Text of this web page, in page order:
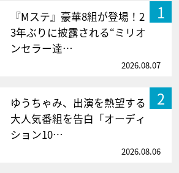
1
『Mステ』豪華8組が登場！2
3年ぶりに披露される“ミリオ
ンセラー達…
2026.08.07
2
ゆうちゃみ、出演を熱望する
大人気番組を告白「オーディ
ション10…
2026.08.06